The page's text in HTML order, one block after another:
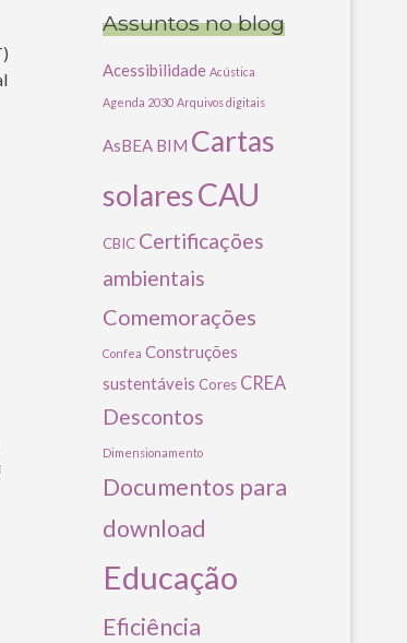
Assuntos no blog
Acessibilidade Acústica
Agenda 2030 Arquivos digitais
AsBEA BIM Cartas
solaresCAU
CBIC Certificações
ambientais
Comemorações
Confea Construções
sustentáveis Cores CREA
Descontos
Dimensionamento
Documentos para
download
Educação
Eficiência